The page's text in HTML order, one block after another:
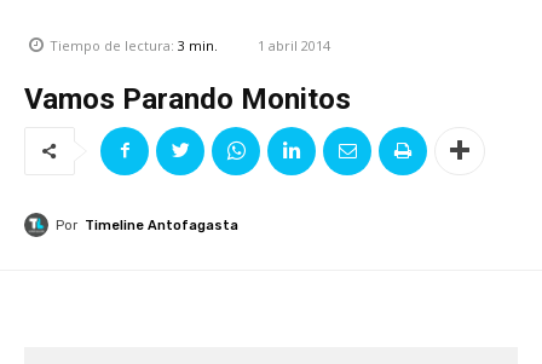
Tiempo de lectura: 3 min. 1 abril 2014
Vamos Parando Monitos
Por Timeline Antofagasta